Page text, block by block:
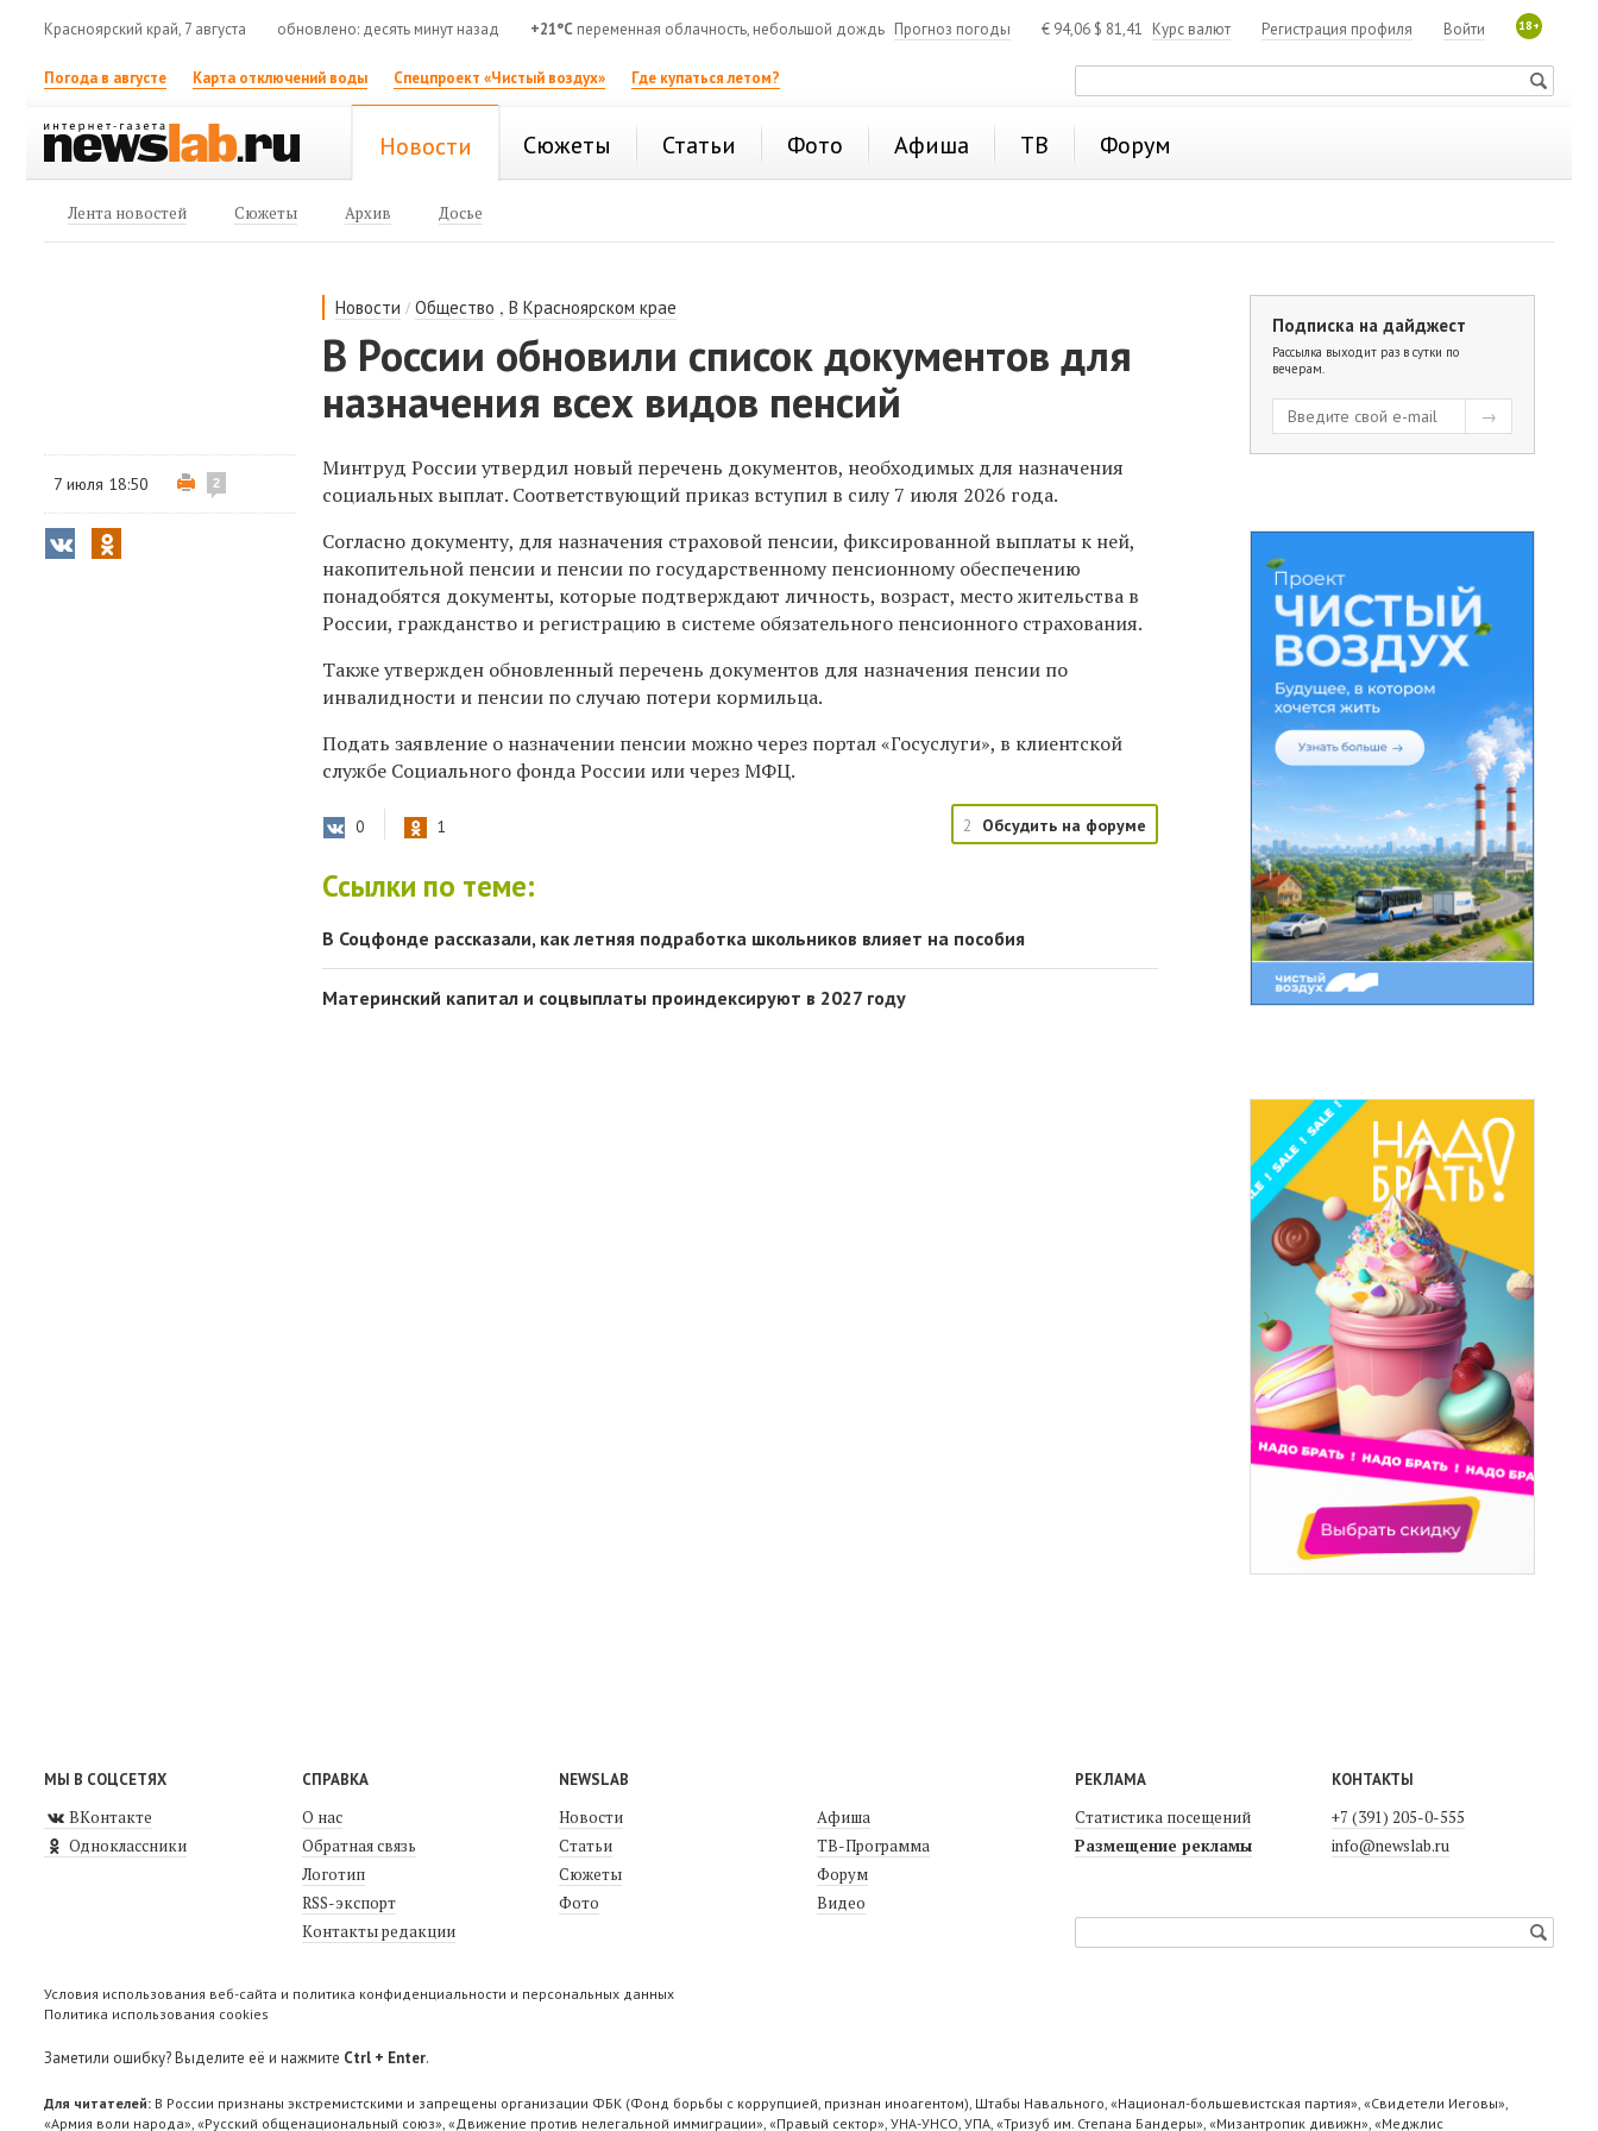
Красноярский край, 7 августа обновлено: десять минут назад +21°C переменная облачность, небольшой дождь Прогноз погоды € 94,06 $ 81,41 Курс валют 18+
Войти
Регистрация профиля
Погода в августе Карта отключений воды Спецпроект «Чистый воздух» Где купаться летом?
Новости Сюжеты Статьи Фото Афиша ТВ Форум
Лента новостей Сюжеты Архив Досье
Новости /Общество ,В Красноярском крае
В России обновили список документов для
назначения всех видов пенсий
7 июля 18:50 2
Минтруд России утвердил новый перечень документов, необходимых для назначения
социальных выплат. Соответствующий приказ вступил в силу 7 июля 2026 года.
Согласно документу, для назначения страховой пенсии, фиксированной выплаты к ней,
накопительной пенсии и пенсии по государственному пенсионному обеспечению
понадобятся документы, которые подтверждают личность, возраст, место жительства в
России, гражданство и регистрацию в системе обязательного пенсионного страхования.
Также утвержден обновленный перечень документов для назначения пенсии по
инвалидности и пенсии по случаю потери кормильца.
Подать заявление о назначении пенсии можно через портал «Госуслуги», в клиентской
службе Социального фонда России или через МФЦ.
0 1 2 Обсудить на форуме
Ссылки по теме:
В Соцфонде рассказали, как летняя подработка школьников влияет на пособия
Материнский капитал и соцвыплаты проиндексируют в 2027 году
Подписка на дайджест
Рассылка выходит раз в сутки по
вечерам.
МЫ В СОЦСЕТЯХ
ВКонтакте
Одноклассники
СПРАВКА
О нас
Обратная связь
Логотип
RSS-экспорт
Контакты редакции
NEWSLAB
Новости
Статьи
Сюжеты
Фото
Афиша
ТВ-Программа
Форум
Видео
РЕКЛАМА
Статистика посещений
Размещение рекламы
КОНТАКТЫ
+7 (391) 205-0-555
info@newslab.ru
Условия использования веб-сайта и политика конфиденциальности и персональных данных
Политика использования cookies
Заметили ошибку? Выделите её и нажмите Ctrl + Enter.
Для читателей: В России признаны экстремистскими и запрещены организации ФБК (Фонд борьбы с коррупцией, признан иноагентом), Штабы Навального, «Национал-большевистская партия», «Свидетели Иеговы»,
«Армия воли народа», «Русский общенациональный союз», «Движение против нелегальной иммиграции», «Правый сектор», УНА-УНСО, УПА, «Тризуб им. Степана Бандеры», «Мизантропик дивижн», «Меджлис